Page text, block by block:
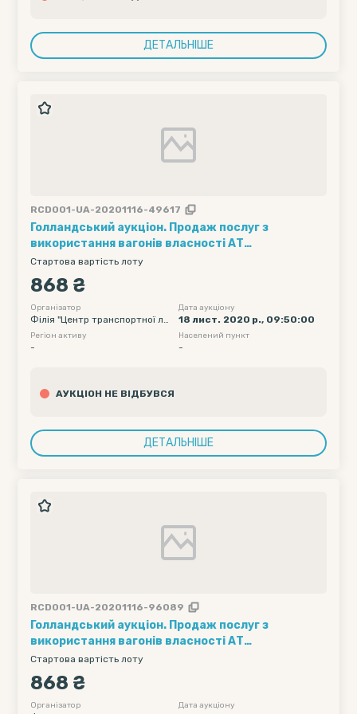
ДЕТАЛЬНІШЕ
RCD001-UA-20201116-49617
Голландський аукціон. Продаж послуг з
використання вагонів власності АТ
"Укрзалізниця" (1 вагон на 1 добу) (групова
відправка) /// Кількість вагонів - 10; Рухомий
склад - цементовози - 93; Полігон навантаження
- УЗ; Дата подачі вагону початкова - 07-12-2020
00:00; Дата подачі вагону кінцева - 07-12-2020
23:58
Стартова вартість лоту
868 ₴
Організатор
Філія "Центр транспортної ло
гістики" АТ "Укрзалізниця"
Дата аукціону
18 лист. 2020 р., 09:50:00
Регіон активу
-
Населений пункт
-
АУКЦІОН НЕ ВІДБУВСЯ
ДЕТАЛЬНІШЕ
RCD001-UA-20201116-96089
Голландський аукціон. Продаж послуг з
використання вагонів власності АТ
"Укрзалізниця" (1 вагон на 1 добу) (групова
відправка) /// Кількість вагонів - 5; Рухомий
склад - цементовози - 93; Полігон навантаження
- УЗ; Дата подачі вагону початкова - 07-12-2020
Стартова вартість лоту
868 ₴
Організатор Дата аукціону